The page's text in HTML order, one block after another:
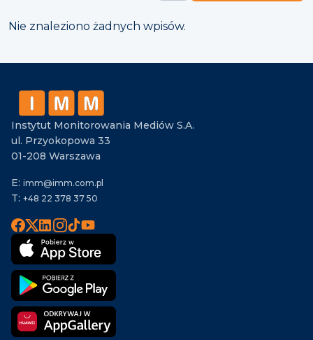
Nie znaleziono żadnych wpisów.
Instytut Monitorowania Mediów S.A.
ul. Przyokopowa 33
01-208 Warszawa
E: imm@imm.com.pl
T: +48 22 378 37 50